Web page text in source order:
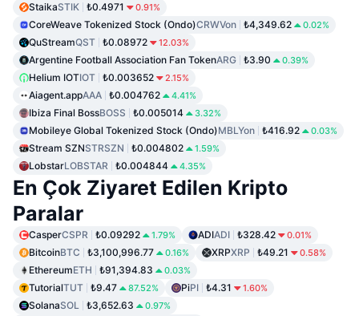
StaikaSTIK ₺0.4971 0.91%
CoreWeave Tokenized Stock (Ondo)CRWVon ₺4,349.62 0.02%
QuStreamQST ₺0.08972 12.03%
Argentine Football Association Fan TokenARG ₺3.90 0.39%
Helium IOTIOT ₺0.003652 2.15%
Aiagent.appAAA ₺0.004762 4.41%
Ibiza Final BossBOSS ₺0.005014 3.32%
Mobileye Global Tokenized Stock (Ondo)MBLYon ₺416.92 0.03%
Stream SZNSTRSZN ₺0.004802 1.59%
LobstarLOBSTAR ₺0.004844 4.35%
En Çok Ziyaret Edilen Kripto
Paralar
CasperCSPR ₺0.09292 1.79% ADIADI ₺328.42 0.01%
BitcoinBTC ₺3,100,996.77 0.16% XRPXRP ₺49.21 0.58%
EthereumETH ₺91,394.83 0.03%
TutorialTUT ₺9.47 87.52% PiPI ₺4.31 1.60%
SolanaSOL ₺3,652.63 0.97%